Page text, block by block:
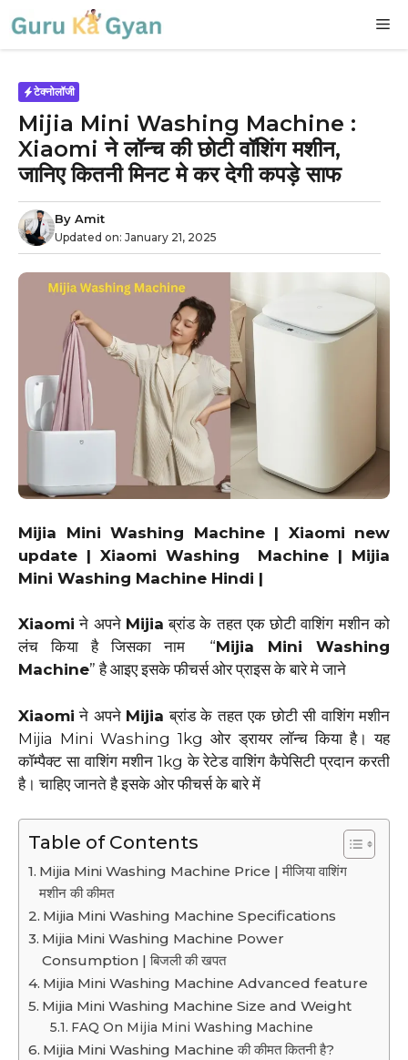
to
content
टेक्नोलॉजी
Mijia Mini Washing Machine :
Xiaomi ने लॉन्च की छोटी वॉशिंग मशीन,
जानिए कितनी मिनट मे कर देगी कपड़े साफ
By Amit
Updated on: January 21, 2025
Mijia Mini Washing Machine | Xiaomi new
update | Xiaomi Washing Machine | Mijia
Mini Washing Machine Hindi |
Xiaomi ने अपने Mijia ब्रांड के तहत एक छोटी वाशिंग मशीन को
लंच किया है जिसका नाम “Mijia Mini Washing
Machine” है आइए इसके फीचर्स ओर प्राइस के बारे मे जाने
Xiaomi ने अपने Mijia ब्रांड के तहत एक छोटी सी वाशिंग मशीन
Mijia Mini Washing 1kg ओर ड्रायर लॉन्च किया है। यह
कॉम्पैक्ट सा वाशिंग मशीन 1kg के रेटेड वाशिंग कैपेसिटी प्रदान करती
है। चाहिए जानते है इसके ओर फीचर्स के बारे में
Table of Contents
Mijia Mini Washing Machine Price | मीजिया वाशिंग
मशीन की कीमत
Mijia Mini Washing Machine Specifications
Mijia Mini Washing Machine Power
Consumption | बिजली की खपत
Mijia Mini Washing Machine Advanced feature
Mijia Mini Washing Machine Size and Weight
FAQ On Mijia Mini Washing Machine
Mijia Mini Washing Machine की कीमत कितनी है?